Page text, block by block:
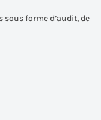
forme d’audit, de